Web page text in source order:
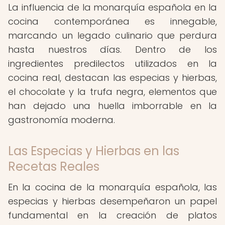
La influencia de la monarquía española en la
cocina contemporánea es innegable,
marcando un legado culinario que perdura
hasta nuestros días. Dentro de los
ingredientes predilectos utilizados en la
cocina real, destacan las especias y hierbas,
el chocolate y la trufa negra, elementos que
han dejado una huella imborrable en la
gastronomía moderna.
Las Especias y Hierbas en las
Recetas Reales
En la cocina de la monarquía española, las
especias y hierbas desempeñaron un papel
fundamental en la creación de platos